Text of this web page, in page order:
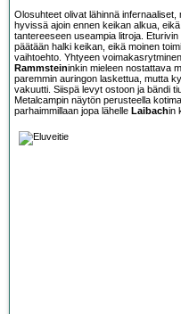
Olosuhteet olivat lähinnä
hyvissä ajoin ennen keikan alkua,
tantereeseen useampia litroja.
päätään halki keikan, eikä moinen
vaihtoehto. Yhtyeen
Rammsteininkin mieleen nostattava
paremmin auringon laskettua, mutta
vakuutti. Siispä levyt ostoon ja bändi
Metalcampin näytön perusteella
parhaimmillaan jopa lähelle Laibachin